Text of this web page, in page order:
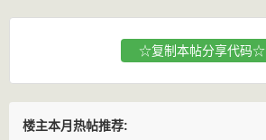
☆复制本帖分享代码☆
楼主本月热帖推荐: